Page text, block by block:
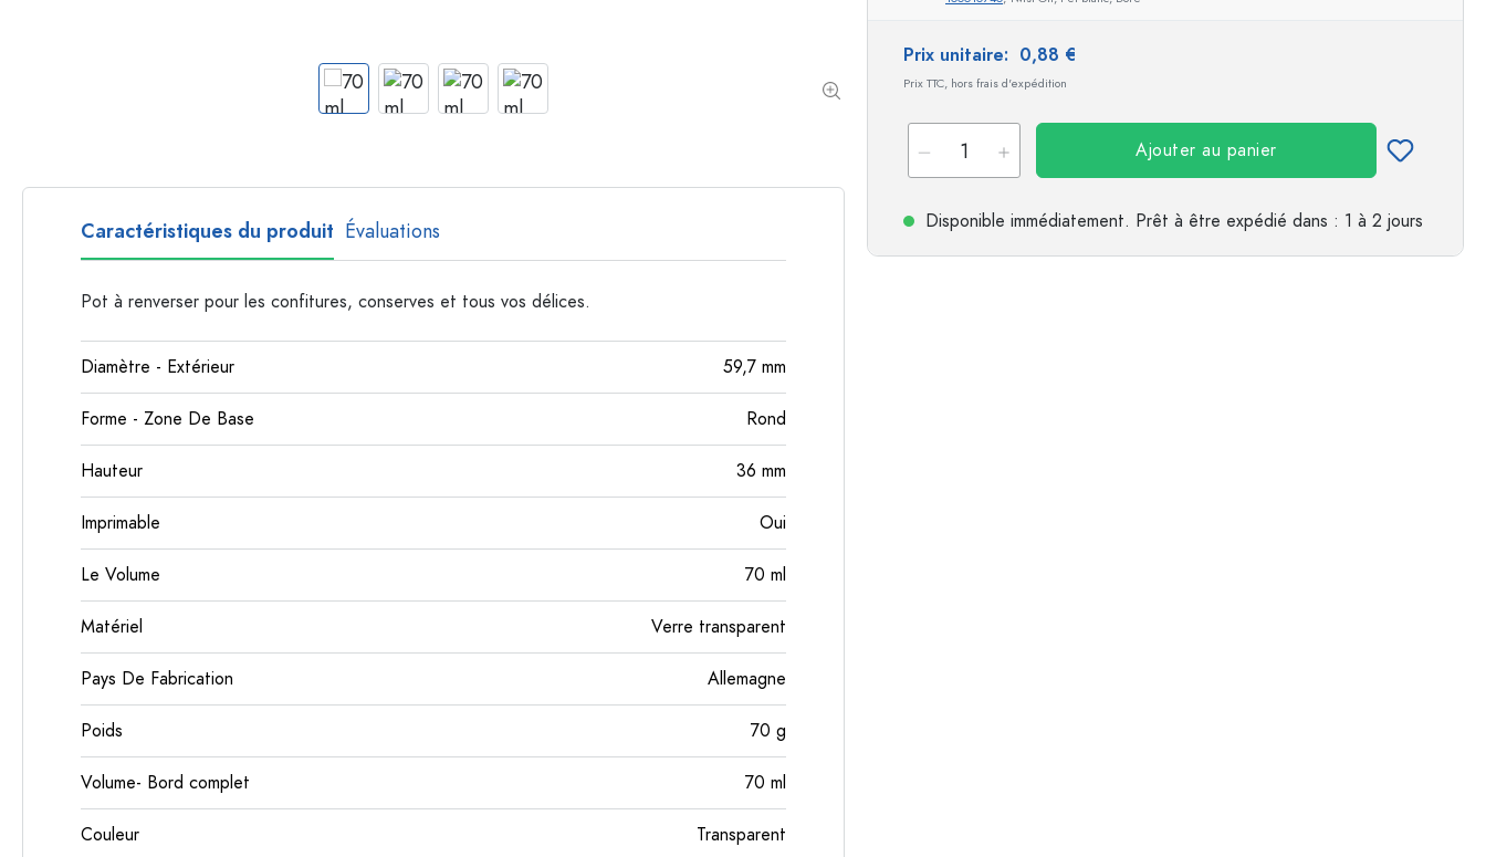
Bouteilles à anse
Bouteilles à goulot long
Bouteilles polygonales
Bouteilles cylindriques
Bouteilles par matière
Bouteilles en verre
Bouteilles en plastique
Prix unitaire: 0,88 €
Prix TTC, hors frais d'expédition
Ajouter au panier
Disponible immédiatement. Prêt à être expédié dans : 1 à 2 jours
Caractéristiques du produit Évaluations
Pot à renverser pour les confitures, conserves et tous vos délices.
Diamètre - Extérieur 59,7 mm
Forme - Zone De Base Rond
Hauteur 36 mm
Imprimable Oui
Le Volume 70 ml
Matériel Verre transparent
Pays De Fabrication Allemagne
Poids 70 g
Volume- Bord complet 70 ml
Couleur Transparent